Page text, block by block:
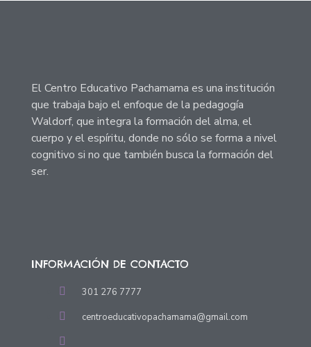
El Centro Educativo Pachamama es una institución
que trabaja bajo el enfoque de la pedagogía
Waldorf, que integra la formación del alma, el
cuerpo y el espíritu, donde no sólo se forma a nivel
cognitivo si no que también busca la formación del
ser.
INFORMACIÓN DE CONTACTO
301 276 7777
centroeducativopachamama@gmail.com